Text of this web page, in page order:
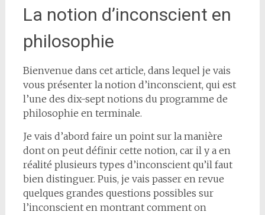
La notion d’inconscient en
philosophie
Bienvenue dans cet article, dans lequel je vais
vous présenter la notion d’inconscient, qui est
l’une des dix-sept notions du programme de
philosophie en terminale.
Je vais d’abord faire un point sur la manière
dont on peut définir cette notion, car il y a en
réalité plusieurs types d’inconscient qu’il faut
bien distinguer. Puis, je vais passer en revue
quelques grandes questions possibles sur
l’inconscient en montrant comment on